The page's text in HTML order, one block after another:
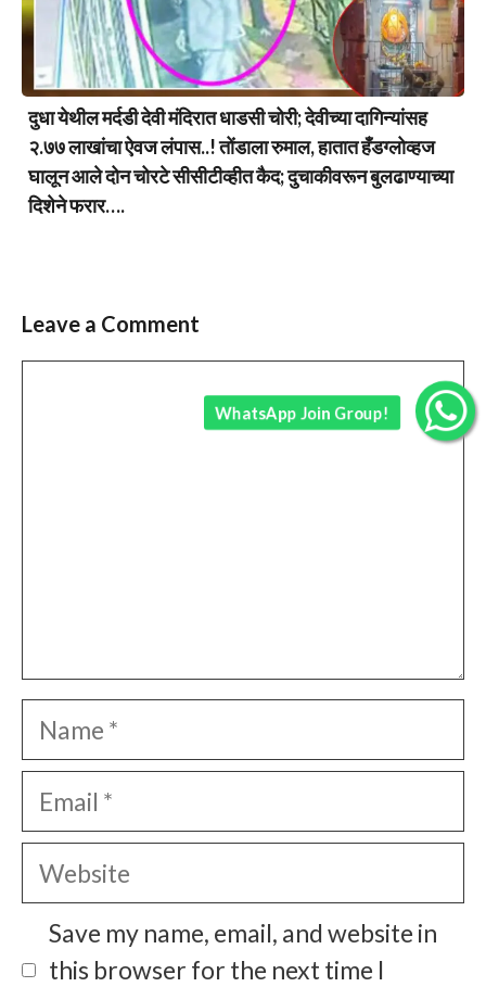
दुधा येथील मर्दडी देवी मंदिरात धाडसी चोरी; देवीच्या दागिन्यांसह
२.७७ लाखांचा ऐवज लंपास..! तोंडाला रुमाल, हातात हँडग्लोव्हज
घालून आले दोन चोरटे सीसीटीव्हीत कैद; दुचाकीवरून बुलढाण्याच्या
दिशेने फरार….
Leave a Comment
Name
Email
Website
Save my name, email, and website in
this browser for the next time I
WhatsApp Join Group!